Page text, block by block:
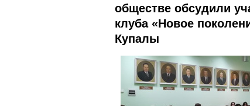
обществе обсудили
клуба «Новое
Купалы